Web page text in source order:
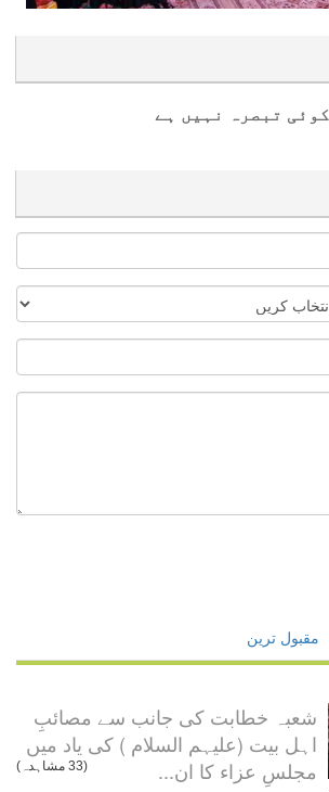
کوئی تبصرہ نہیں ہے
مقبول ترین
شعبہ خطابت کی جانب سے مصائبِ
اہل بیت (علیہم السلام ) کی یاد میں
مجلسِ عزاء کا ان...
(33 مشاہدہ)